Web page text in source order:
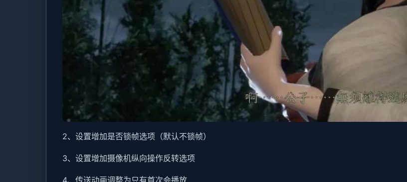
2、设置增加是否锁帧选项（默认不锁帧）
3、设置增加摄像机纵向操作反转选项
4、传送动画调整为只有首次会播放